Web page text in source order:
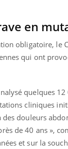
en
obligatoire, le
qui ont
quelques
cliniques
douleurs
de 40 ans »,
et sur la